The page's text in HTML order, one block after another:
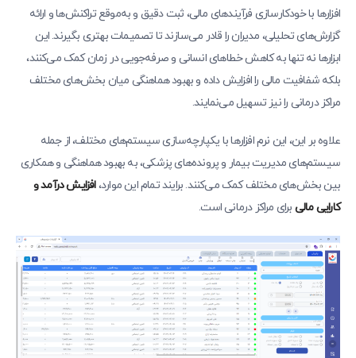
افزارها با خودکارسازی فرآیندهای مالی، ثبت دقیق و به‌موقع تراکنش‌ها و ارائه
گزارش‌های تحلیلی، مدیران را قادر می‌سازند تا تصمیمات بهتری بگیرند. این
ابزارها نه تنها به کاهش خطاهای انسانی و صرفه‌جویی در زمان کمک می‌کنند،
بلکه شفافیت مالی را افزایش داده و بهبود هماهنگی میان بخش‌های مختلف
مراکز درمانی را نیز تسهیل می‌نمایند.
علاوه بر این، این نرم افزارها با یکپارچه‌سازی سیستم‌های مختلف، از جمله
سیستم‌های مدیریت بیمار و پرونده‌های پزشکی، به بهبود هماهنگی و همکاری
بین بخش‌های مختلف کمک می‌کنند. برایند تمام این موارد،افزایش درآمد و
کارایی مالی برای مراکز درمانی است.